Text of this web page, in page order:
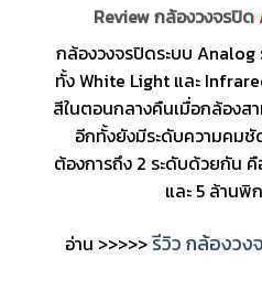
Review กล้องวงจรปิด
กล้องวงจรปิดระบบ
ทั้ง White Light และ
สีในตอนกลางคืนเมื่อกล้องส
อีกทั้งยังมีระดับความคมชั
ต้องการถึง 2 ระดับด้วยกัน
และ 5 ล้านพิ
อ่าน >>>>>รีวิว กล้องวง